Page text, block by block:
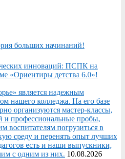
больших начинаний!
инноваций: ПСПК на
«Ориентиры детства 6.0»!
является надежным
нашего колледжа. На его базе
организуются мастер-классы,
и профессиональные пробы,
воспитателям погрузиться в
среду и перенять опыт лучших
есть и наши выпускники,
с одним из них. 10.08.2026